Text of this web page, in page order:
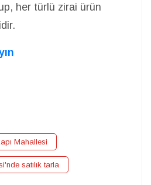
her türlü zirai ürün
Mahallesi
satılık tarla